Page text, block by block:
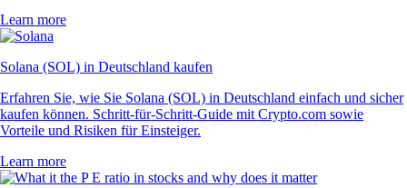
Learn more
Solana (SOL) in Deutschland kaufen
Erfahren Sie, wie Sie Solana (SOL) in Deutschland einfach und sicher
kaufen können. Schritt-für-Schritt-Guide mit Crypto.com sowie
Vorteile und Risiken für Einsteiger.
Learn more